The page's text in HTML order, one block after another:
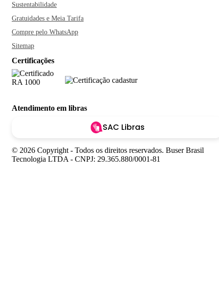
Sustentabilidade
Gratuidades e Meia Tarifa
Compre pelo WhatsApp
Sitemap
Certificações
Atendimento em libras
SAC Libras
© 2026 Copyright - Todos os direitos reservados. Buser Brasil
Tecnologia LTDA - CNPJ: 29.365.880/0001-81